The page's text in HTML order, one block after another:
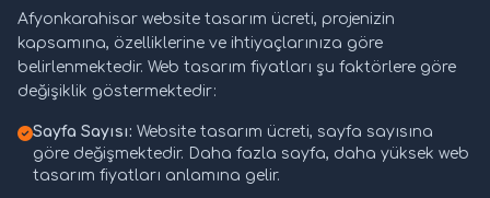
Afyonkarahisar website tasarım ücreti, projenizin
kapsamına, özelliklerine ve ihtiyaçlarınıza göre
belirlenmektedir. Web tasarım fiyatları şu faktörlere göre
değişiklik göstermektedir:
Sayfa Sayısı: Website tasarım ücreti, sayfa sayısına
göre değişmektedir. Daha fazla sayfa, daha yüksek web
tasarım fiyatları anlamına gelir.